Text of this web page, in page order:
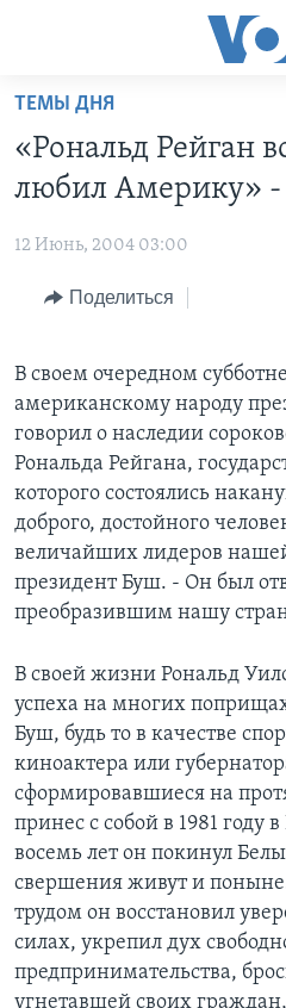
Перейти
основной
контент
навигации
ПРОГРАММЫ
НОВОСТИ ЗА МИНУТУ
ИТОГИ
ДИСКУССИЯ VOA
ДЕТАЛИ
НЬЮ-ЙОРК NEW YORK
АМЕРИКА. БОЛЬШОЕ
УЧИМ АНГЛИЙСКИЙ
НАША АМЕРИКАНСКАЯ
АРТЕФАКТЫ
АМЕРИКАНСКИЕ ГОРОДКИ
ТЕСТЫ
ЭКСПЕРТИЗА
ИНТЕРВЬЮ
ЗА СВОБОДУ ПРЕССЫ
УЧИМ АНГЛИЙСКИЙ
ВИДЕО
ПОДПИСКА НА НОВОСТИ
Learning English
Языки
ТЕМЫ ДНЯ
«Рональд Рейган
любил Америку» -
12 Июнь, 2004 03:00
Поделиться
В своем очередном
американскому народу
говорил о наследии
Рональда Рейгана,
которого состоялись
доброго, достойного
величайших лидеров
президент Буш. - Он был
преобразившим нашу
В своей жизни Рональд
успеха на многих
Буш, будь то в качестве
киноактера или
сформировавшиеся на
принес с собой в 1981 году
восемь лет он покинул
свершения живут и
трудом он восстановил
силах, укрепил дух
предпринимательства,
угнетавшей своих